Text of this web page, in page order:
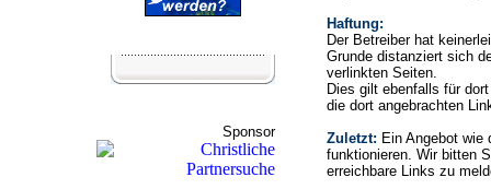
Sponsor
Haftung:
Der Betreiber hat
Grunde distanziert sich
verlinkten Seiten.
Dies gilt ebenfalls für
die dort angebrachten
Zuletzt: Ein Angebot wie
funktionieren. Wir bitten
erreichbare Links zu